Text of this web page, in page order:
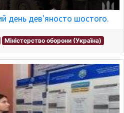
день дев'яносто шостого.
Міністерство оборони (Україна)